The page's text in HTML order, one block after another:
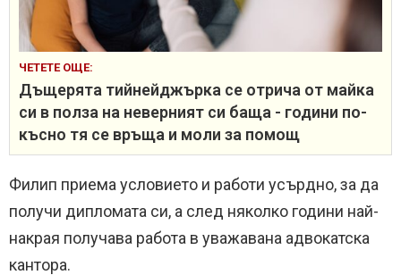
ЧЕТЕТЕ ОЩЕ:
Дъщерята тийнейджърка се отрича от майка
си в полза на неверният си баща - години по-
късно тя се връща и моли за помощ
Филип приема условието и работи усърдно, за да
получи дипломата си, а след няколко години най-
накрая получава работа в уважавана адвокатска
кантора.